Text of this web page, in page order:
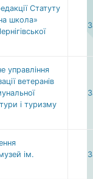
Статуту
школа»
управління
ветеранів
і туризму
ім.